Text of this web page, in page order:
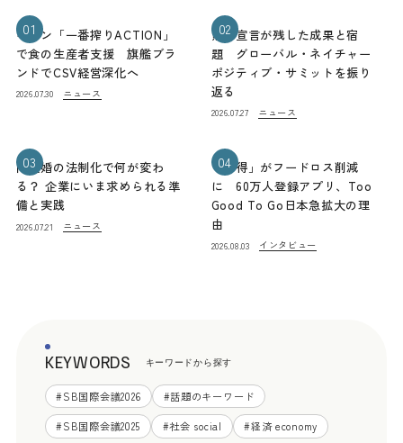
01
キリン「一番搾りACTION」
で食の生産者支援 旗艦ブラ
ンドでCSV経営深化へ
2026.07.30 ニュース
02
熊本宣言が残した成果と宿
題 グローバル・ネイチャー
ポジティブ・サミットを振り
返る
2026.07.27 ニュース
03
同性婚の法制化で何が変わ
る？ 企業にいま求められる準
備と実践
2026.07.21 ニュース
04
「お得」がフードロス削減
に 60万人登録アプリ、Too
Good To Go日本急拡大の理
由
2026.08.03 インタビュー
KEYWORDS キーワードから探す
#SB国際会議2026 #話題のキーワード
#SB国際会議2025 #社会 social #経済 economy